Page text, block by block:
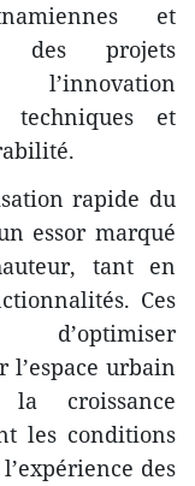
et
des projets
l’innovation
techniques et
rapide du
essor marqué
tant en
Ces
d’optimiser
urbain
croissance
les conditions
des